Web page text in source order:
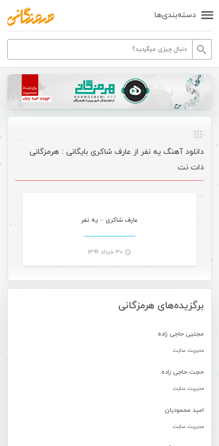
دسته‌بندی‌ها
برگزیده‌های هرمزگانی
مجتبی حاجی زاده
مدیریت سایت
حجت حاجی زاده
مدیریت سایت
امید محمودیان
مدیریت سایت
دانلود آهنگ یه نفر از عارف شاکری بایگانی : هرمزگانی
دات نت
عارف شاکری – یه نفر
۳۰ خرداد ۱۳۹۶